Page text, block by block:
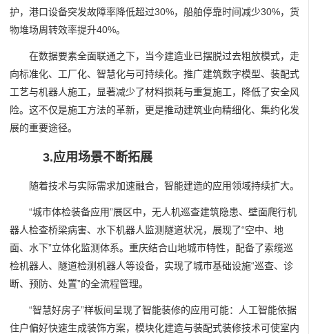
护，港口设备突发故障率降低超过30%，船舶停靠时间减少30%，货
物堆场周转效率提升40%。
在数据要素全面联通之下，当今建造业已摆脱过去粗放模式，走
向标准化、工厂化、智慧化与可持续化。推广建筑数字模型、装配式
工艺与机器人施工，显著减少了材料损耗与重复施工，降低了安全风
险。这不仅是施工方法的革新，更是推动建筑业向精细化、集约化发
展的重要途径。
3.应用场景不断拓展
随着技术与实际需求加速融合，智能建造的应用领域持续扩大。
“城市体检装备应用”展区中，无人机巡查建筑隐患、壁面爬行机
器人检查桥梁病害、水下机器人监测隧道状况，展现了“空中、地
面、水下”立体化监测体系。重庆结合山地城市特性，配备了索缆巡
检机器人、隧道检测机器人等设备，实现了城市基础设施“巡查、诊
断、预防、处置”的全流程管理。
“智慧好房子”样板间呈现了智能装修的应用可能：人工智能依据
住户偏好快速生成装饰方案，模块化建造与装配式装修技术可使室内